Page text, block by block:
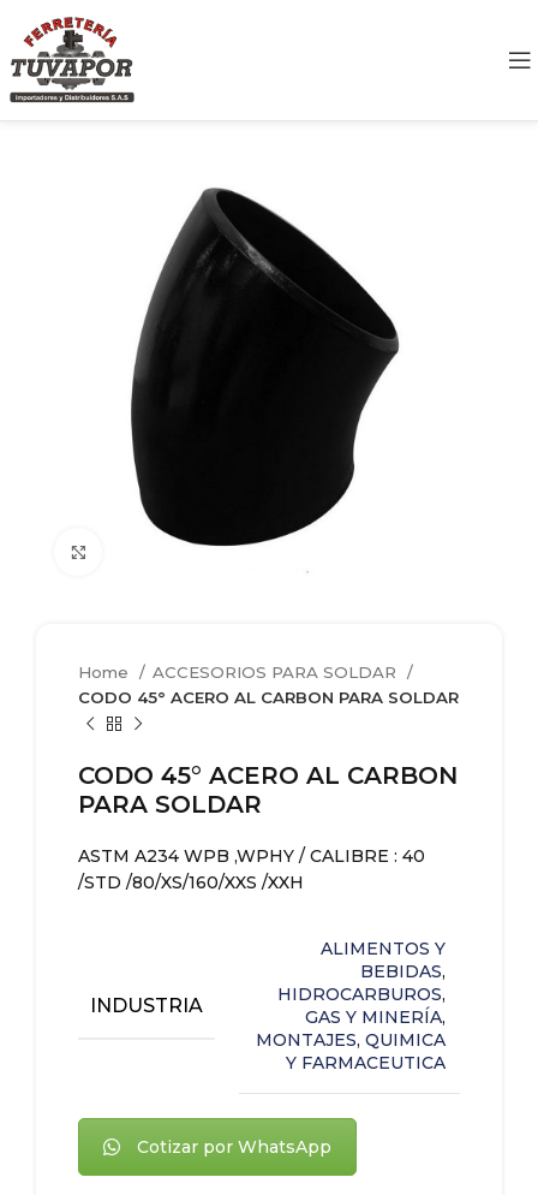
Clic para agrandar
Home
ACCESORIOS PARA SOLDAR
CODO 45° ACERO AL CARBON PARA SOLDAR
CODO 45° ACERO AL CARBON
PARA SOLDAR
ASTM A234 WPB ,WPHY / CALIBRE : 40
/STD /80/XS/160/XXS /XXH
INDUSTRIA
ALIMENTOS Y
BEBIDAS,
HIDROCARBUROS,
GAS Y MINERÍA,
MONTAJES, QUIMICA
Y FARMACEUTICA
Cotizar por WhatsApp